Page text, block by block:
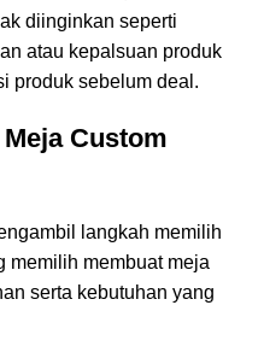
diinginkan seperti
atau kepalsuan produk
produk sebelum deal.
Custom
langkah memilih
memilih membuat meja
serta kebutuhan yang